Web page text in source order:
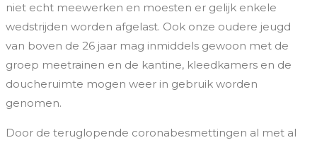
niet echt meewerken en moesten er gelijk enkele
wedstrijden worden afgelast. Ook onze oudere jeugd
van boven de 26 jaar mag inmiddels gewoon met de
groep meetrainen en de kantine, kleedkamers en de
doucheruimte mogen weer in gebruik worden
genomen.
Door de teruglopende coronabesmettingen al met al